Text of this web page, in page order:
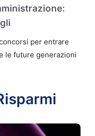
per entrare
le future generazioni